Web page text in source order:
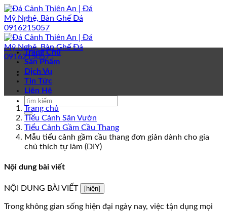
Bỏ
qua
nội
dung
Trang Chủ
Sản Phẩm
Dịch Vụ
Tin Tức
Liên Hệ
Trang chủ
Tiểu Cảnh Sân Vườn
Tiểu Cảnh Gầm Cầu Thang
Mẫu tiểu cảnh gầm cầu thang đơn giản dành cho gia
chủ thích tự làm (DIY)
Nội dung bài viết
NỘI DUNG BÀI VIẾT [hiện]
Trong không gian sống hiện đại ngày nay, việc tận dụng mọi